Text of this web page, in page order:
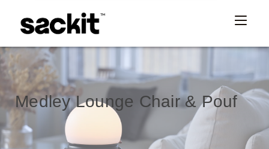
Medley Lounge Chair & Pouf